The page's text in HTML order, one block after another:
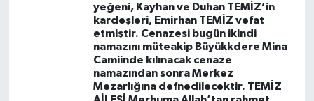
yeğeni, Kayhan ve Duhan TEMİZ’in
kardeşleri, Emirhan TEMİZ vefat
etmiştir. Cenazesi bugün ikindi
namazını müteakip Büyükkdere Mina
Camiinde kılınacak cenaze
namazından sonra Merkez
Mezarlığına defnedilecektir. TEMİZ
EKONOMİ
Son Dakika Haberleri
Haber Arşivi